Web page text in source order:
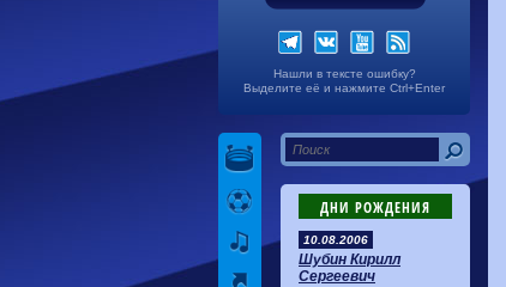
Нашли в тексте ошибку?
Выделите её и нажмите Ctrl+Enter
ДНИ РОЖДЕНИЯ
10.08.2006
Шубин Кирилл
Сергеевич